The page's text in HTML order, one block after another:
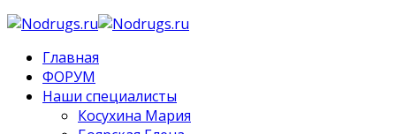
Главная
ФОРУМ
Наши специалисты
Косухина Мария